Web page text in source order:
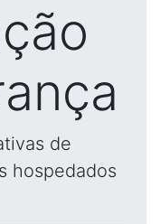
de
hospedados